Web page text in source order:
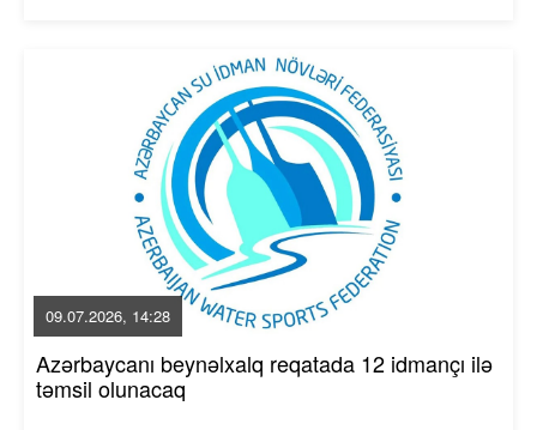
09.07.2026, 14:28
Azərbaycanı beynəlxalq reqatada 12 idmançı ilə
təmsil olunacaq